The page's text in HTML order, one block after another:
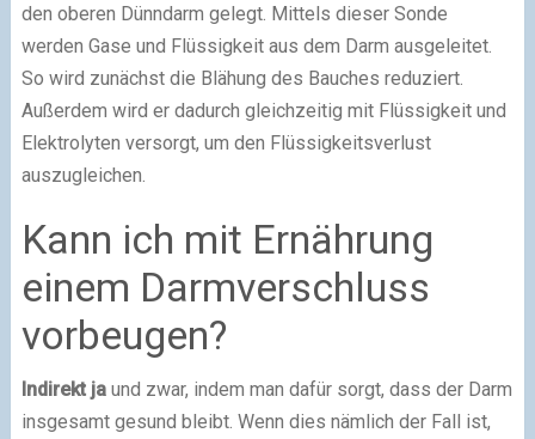
den oberen Dünndarm gelegt. Mittels dieser Sonde
werden Gase und Flüssigkeit aus dem Darm ausgeleitet.
So wird zunächst die Blähung des Bauches reduziert.
Außerdem wird er dadurch gleichzeitig mit Flüssigkeit und
Elektrolyten versorgt, um den Flüssigkeitsverlust
auszugleichen.
Kann ich mit Ernährung
einem Darmverschluss
vorbeugen?
Indirekt jaund zwar, indem man dafür sorgt, dass der Darm
insgesamt gesund bleibt. Wenn dies nämlich der Fall ist,